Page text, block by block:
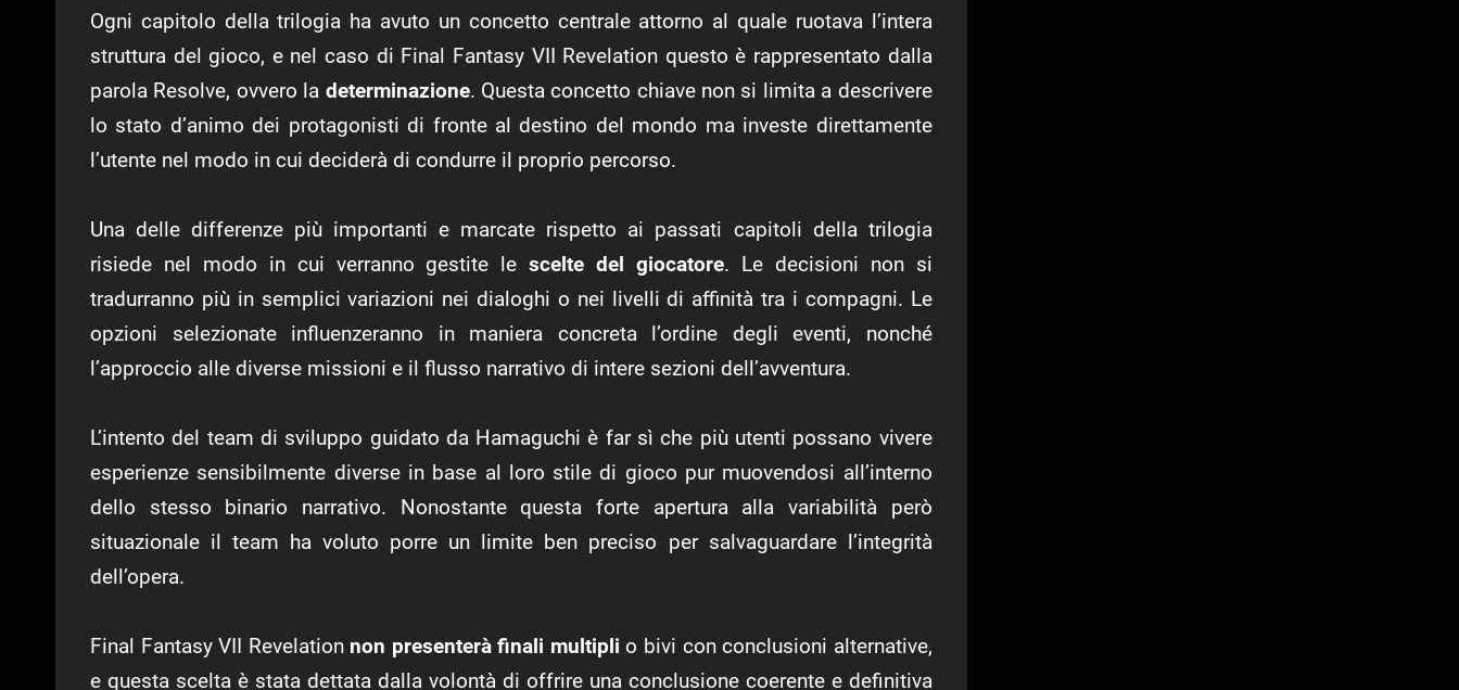
Ogni capitolo della trilogia ha avuto un concetto centrale attorno al quale ruotava l’intera
struttura del gioco, e nel caso di Final Fantasy VII Revelation questo è rappresentato dalla
parola Resolve, ovvero la determinazione. Questa concetto chiave non si limita a descrivere
lo stato d’animo dei protagonisti di fronte al destino del mondo ma investe direttamente
l’utente nel modo in cui deciderà di condurre il proprio percorso.
Una delle differenze più importanti e marcate rispetto ai passati capitoli della trilogia
risiede nel modo in cui verranno gestite lescelte del giocatore. Le decisioni non si
tradurranno più in semplici variazioni nei dialoghi o nei livelli di affinità tra i compagni. Le
opzioni selezionate influenzeranno in maniera concreta l’ordine degli eventi, nonché
l’approccio alle diverse missioni e il flusso narrativo di intere sezioni dell’avventura.
L’intento del team di sviluppo guidato da Hamaguchi è far sì che più utenti possano vivere
esperienze sensibilmente diverse in base al loro stile di gioco pur muovendosi all’interno
dello stesso binario narrativo. Nonostante questa forte apertura alla variabilità però
situazionale il team ha voluto porre un limite ben preciso per salvaguardare l’integrità
dell’opera.
Final Fantasy VII Revelation non presenterà finali multipli o bivi con conclusioni alternative,
e questa scelta è stata dettata dalla volontà di offrire una conclusione coerente e definitiva